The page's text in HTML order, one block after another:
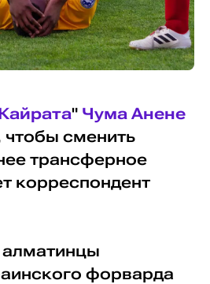
" Чума Анене
чтобы сменить
трансферное
корреспондент
форварда